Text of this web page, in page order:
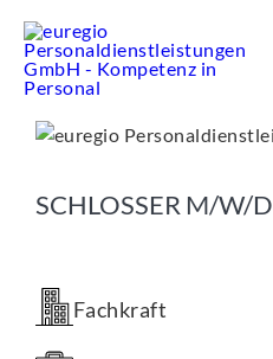
Inhalt
springen
NEWS
SCHLOSSER M/W/D
Fachkraft